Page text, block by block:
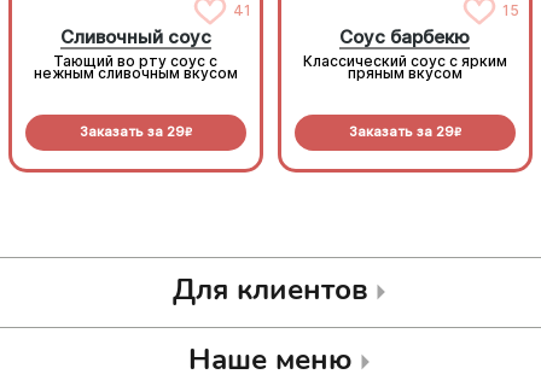
41
Сливочный соус
Тающий во рту соус с
нежным сливочным вкусом
Заказать за 29R
15
Соус барбекю
Классический соус с ярким
пряным вкусом
Заказать за 29R
Для клиентов
Наше меню